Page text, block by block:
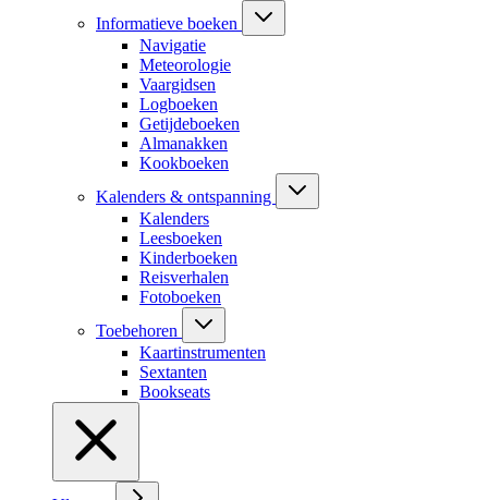
Informatieve boeken
Navigatie
Meteorologie
Vaargidsen
Logboeken
Getijdeboeken
Almanakken
Kookboeken
Kalenders & ontspanning
Kalenders
Leesboeken
Kinderboeken
Reisverhalen
Fotoboeken
Toebehoren
Kaartinstrumenten
Sextanten
Bookseats